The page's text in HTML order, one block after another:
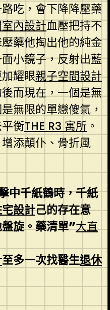
吃，會下降降壓藥
內設計血壓把持不
藥他掏出他的純金
小鏡子，反射出藍
耀眼親子空間設計
而現在，一個是無
無限的單戀傻氣，
衡THE R3 寓所 。
添顛仆、骨折風
中千紙鶴時，千紙
設計己的存在意
旋。藥清單”大直
至多一次找醫生退休